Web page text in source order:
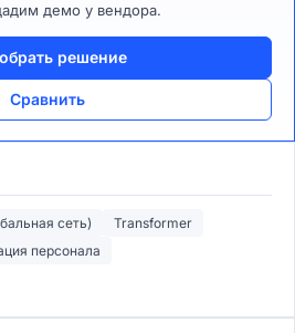
демо у вендора.
решение
Сравнить
сеть)
Transformer
персонала